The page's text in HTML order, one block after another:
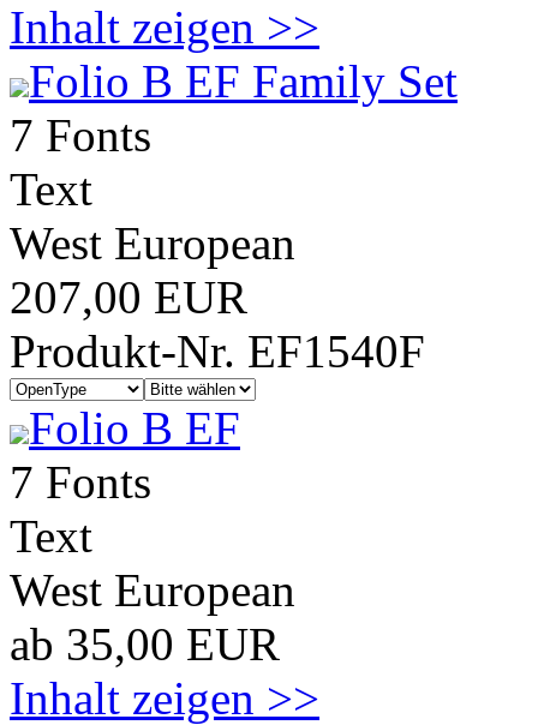
Inhalt zeigen >>
Folio B EF Family Set
7 Fonts
Text
West European
207,00 EUR
Produkt-Nr. EF1540F
Folio B EF
7 Fonts
Text
West European
ab 35,00 EUR
Inhalt zeigen >>